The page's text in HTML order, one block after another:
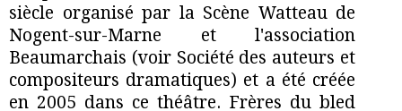
siècle organisé par la Scène Watteau de
Nogent-sur-Marne et l'association
Beaumarchais (voir Société des auteurs et
compositeurs dramatiques) et a été créée
en 2005 dans ce théâtre. Frères du bled